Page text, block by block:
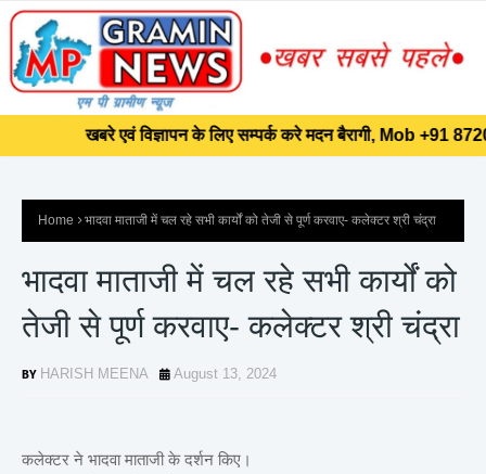
खबरे एवं विज्ञापन के लिए सम्पर्क करे मदन बैरागी, Mob +91
]]>
खबरे एवं विज्ञापन के लिए सम्पर्क करे मदन बैरागी, Mob +91
Home भादवा माताजी में चल रहे सभी कार्यों को तेजी से पूर्ण करवाए- कलेक्टर श्री चंद्रा
भादवा माताजी में चल रहे सभी कार्यों को
तेजी से पूर्ण करवाए- कलेक्टर श्री चंद्रा
HARISH MEENA August 13, 2024
कलेक्टर ने भादवा माताजी के दर्शन किए।